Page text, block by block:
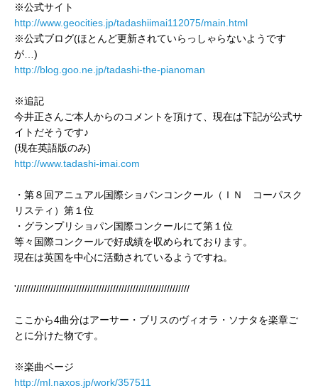
※公式サイト
http://www.geocities.jp/tadashiimai112075/main.html
※公式ブログ(ほとんど更新されていらっしゃらないようです
が…)
http://blog.goo.ne.jp/tadashi-the-pianoman
※追記
今井正さんご本人からのコメントを頂けて、現在は下記が公式サ
イトだそうです♪
(現在英語版のみ)
http://www.tadashi-imai.com
・第８回アニュアル国際ショパンコンクール（ＩＮ コーパスク
リスティ）第１位
・グランプリショパン国際コンクールにて第１位
等々国際コンクールで好成績を収められております。
現在は英国を中心に活動されているようですね。
'/////////////////////////////////////////////////////////////
ここから4曲分はアーサー・ブリスのヴィオラ・ソナタを楽章ご
とに分けた物です。
※楽曲ページ
http://ml.naxos.jp/work/357511